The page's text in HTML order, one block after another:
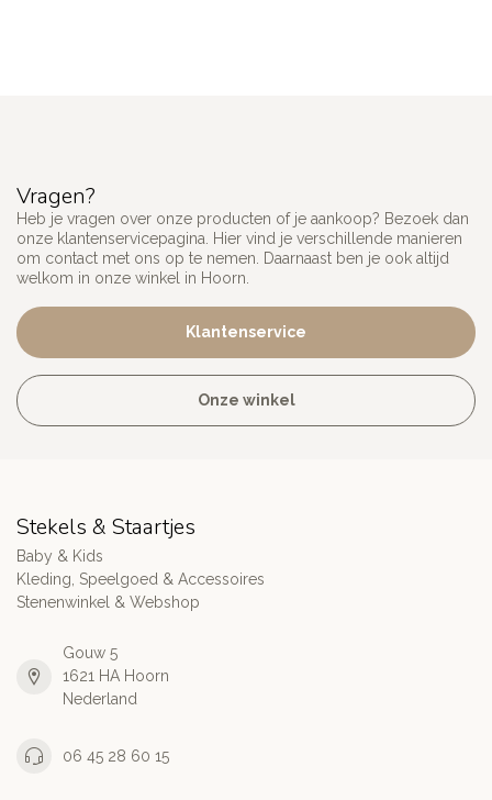
Vragen?
Heb je vragen over onze producten of je aankoop? Bezoek dan
onze klantenservicepagina. Hier vind je verschillende manieren
om contact met ons op te nemen. Daarnaast ben je ook altijd
welkom in onze winkel in Hoorn.
Klantenservice
Onze winkel
Stekels & Staartjes
Baby & Kids
Kleding, Speelgoed & Accessoires
Stenenwinkel & Webshop
Gouw 5
1621 HA Hoorn
Nederland
06 45 28 60 15